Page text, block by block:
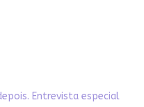
Entrevista especial